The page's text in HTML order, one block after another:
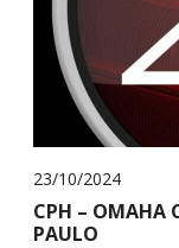
23/10/2024
CPH – OMAHA
PAULO